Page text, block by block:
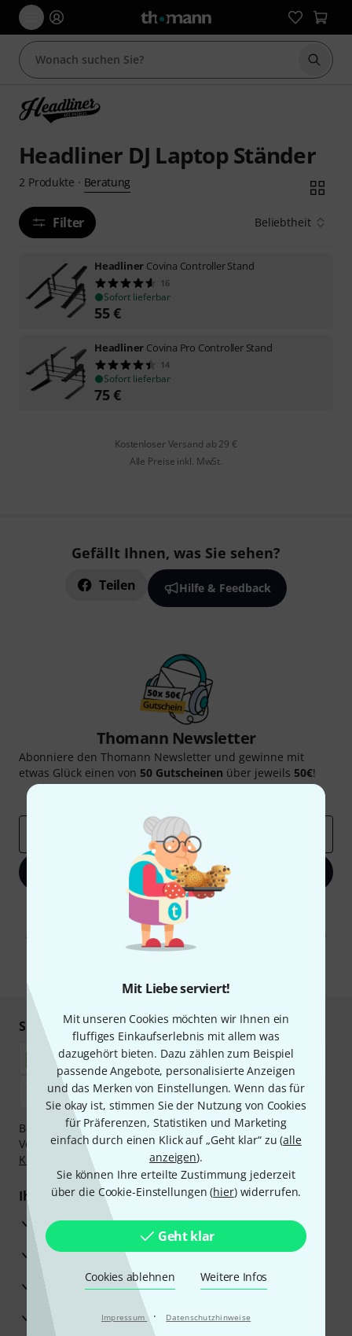
Mit Liebe serviert!
Mit unseren Cookies möchten wir Ihnen ein
fluffiges Einkaufserlebnis mit allem was
dazugehört bieten. Dazu zählen zum Beispiel
passende Angebote, personalisierte Anzeigen
und das Merken von Einstellungen. Wenn das für
Sie okay ist, stimmen Sie der Nutzung von Cookies
für Präferenzen, Statistiken und Marketing
einfach durch einen Klick auf „Geht klar“ zu (alle
anzeigen).
Sie können Ihre erteilte Zustimmung jederzeit
über die Cookie-Einstellungen (hier) widerrufen.
Geht klar
Cookies ablehnen Weitere Infos
Impressum · Datenschutzhinweise
Suche
Headliner DJ Laptop Ständer
2 Produkte · Beratung
Filter Beliebtheit
Headliner Covina Controller Stand
16
Sofort lieferbar
55€
Headliner Covina Pro Controller Stand
14
Sofort lieferbar
75€
Kostenloser Versand ab 29 €
Alle Preise inkl. MwSt.
Gefällt Ihnen, was Sie sehen?
Teilen Hilfe & Feedback
Thomann Newsletter
Abonniere den Thomann Newsletter und gewinne mit
etwas Glück einen von 50 Gutscheinen über jeweils 50€!
Thomann Insights
Jetzt anmelden
Mit Klick auf „Jetzt anmelden“ stimmen Sie dem Erhalt von E-Mail-
Werbung und einer Messung des E-Mail-Nutzungsverhaltens zu. Die
Abmeldung ist jederzeit möglich. Weitere Informationen finden Sie in
unserenDatenschutzhinweisen
Sicher einkaufen & bezahlen
Bezahlen Sie vertraulich und sicher per Nachnahme,
Vorkasse, PayPal, Amazon Pay,Klarna Sofort bezahlen
Klarna Ratenzahlung
oder Kreditkarte.
Ihre Vorteile
3 Jahre Thomann Garantie
30 Tage Money-Back-Garantie
Reparaturservice
Beratung durch Fachexperten